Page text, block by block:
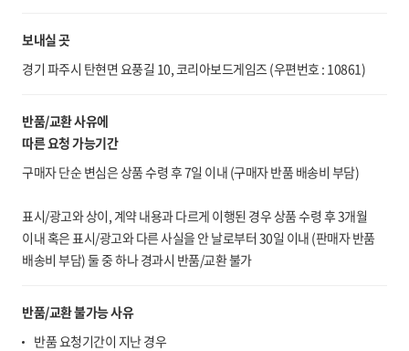
보내실 곳
경기 파주시 탄현면 요풍길 10, 코리아보드게임즈 (우편번호 : 10861)
반품/교환 사유에
따른 요청 가능기간
구매자 단순 변심은 상품 수령 후 7일 이내 (구매자 반품 배송비 부담)
표시/광고와 상이, 계약 내용과 다르게 이행된 경우 상품 수령 후 3개월
이내 혹은 표시/광고와 다른 사실을 안 날로부터 30일 이내 (판매자 반품
배송비 부담) 둘 중 하나 경과시 반품/교환 불가
반품/교환 불가능 사유
반품 요청기간이 지난 경우